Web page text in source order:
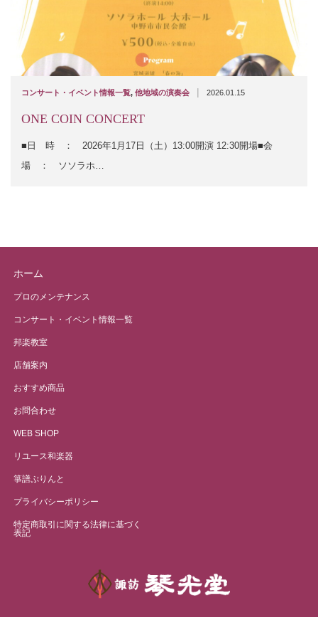
コンサート・イベント情報一覧, 他地域の演奏会 | 2026.01.15
ONE COIN CONCERT
■日 時 ： 2026年1月17日（土）13:00開演 12:30開場■会
場 ： ソソラホ…
ホーム
プロのメンテナンス
コンサート・イベント情報一覧
邦楽教室
店舗案内
おすすめ商品
お問合わせ
WEB SHOP
リユース和楽器
箏譜ぷりんと
プライバシーポリシー
特定商取引に関する法律に基づく
表記